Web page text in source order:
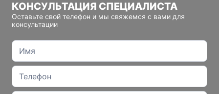
КОНСУЛЬТАЦИЯ СПЕЦИАЛИСТА
Оставьте свой телефон и мы свяжемся с вами для
консультации